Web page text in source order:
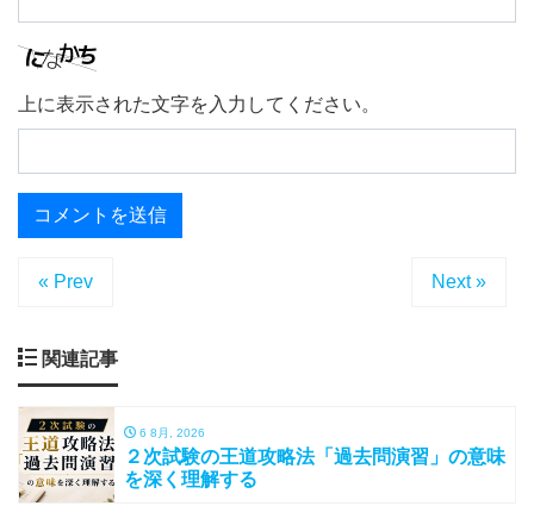
上に表示された文字を入力してください。
« Prev Next »
関連記事
6 8月, 2026
２次試験の王道攻略法「過去問演習」の意味
を深く理解する